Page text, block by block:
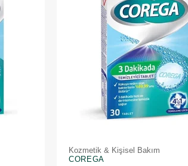
Kozmetik & Kişisel Bakım
COREGA